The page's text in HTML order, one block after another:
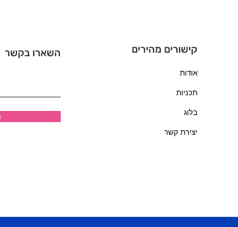
השארו בקשר קישורים מהירים
אודות
תכניות
בלוג
יצירת קשר